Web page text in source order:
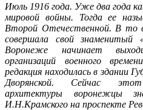
Июль 1916 года. Уже два года
мировой войны. Тогда ее
Второй Отечественной. В то
совершала свой знаменитый
Воронеже начинает
организаций военного
редакция находилась в здании
Дворянской. Сейчас
архитектуры воронежцы
И.Н.Крамского на проспекте